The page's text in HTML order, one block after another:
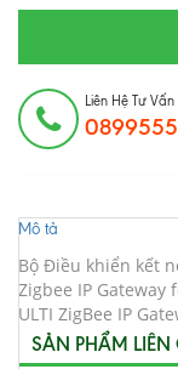
Liên Hệ Tư Vấn
Mô tả
Bộ Điều khiển kết
Zigbee IP
ULTI ZigBee IP
SẢN PHẨM